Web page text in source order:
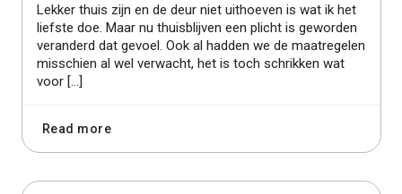
Lekker thuis zijn en de deur niet uithoeven is wat ik het
liefste doe. Maar nu thuisblijven een plicht is geworden
veranderd dat gevoel. Ook al hadden we de maatregelen
misschien al wel verwacht, het is toch schrikken wat
voor […]
Read more